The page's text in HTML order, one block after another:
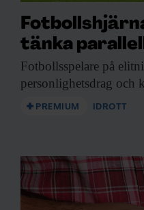
tänka
Fotbollsspelare på
personlighetsdrag och
PREMIUM IDROTT